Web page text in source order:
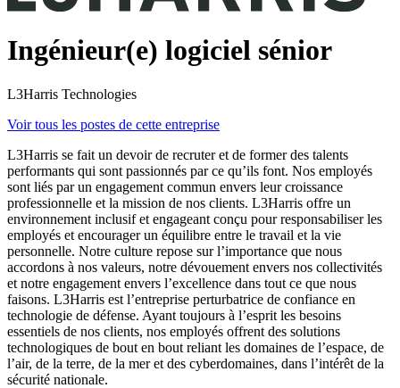
Ingénieur(e) logiciel sénior
L3Harris Technologies
Voir tous les postes de cette entreprise
L3Harris se fait un devoir de recruter et de former des talents
performants qui sont passionnés par ce qu’ils font. Nos employés
sont liés par un engagement commun envers leur croissance
professionnelle et la mission de nos clients. L3Harris offre un
environnement inclusif et engageant conçu pour responsabiliser les
employés et encourager un équilibre entre le travail et la vie
personnelle. Notre culture repose sur l’importance que nous
accordons à nos valeurs, notre dévouement envers nos collectivités
et notre engagement envers l’excellence dans tout ce que nous
faisons. L3Harris est l’entreprise perturbatrice de confiance en
technologie de défense. Ayant toujours à l’esprit les besoins
essentiels de nos clients, nos employés offrent des solutions
technologiques de bout en bout reliant les domaines de l’espace, de
l’air, de la terre, de la mer et des cyberdomaines, dans l’intérêt de la
sécurité nationale.